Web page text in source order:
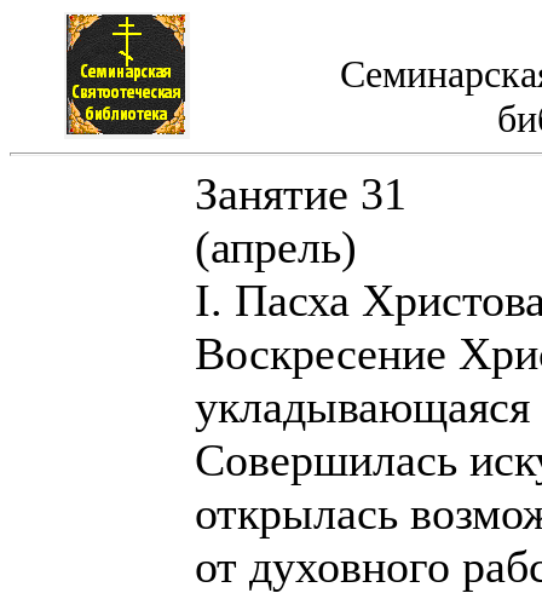
Занятие 31
(апрель)
I. Пасха
Воскресение
укладывающаяся
Совершилась
открылась
от духовного